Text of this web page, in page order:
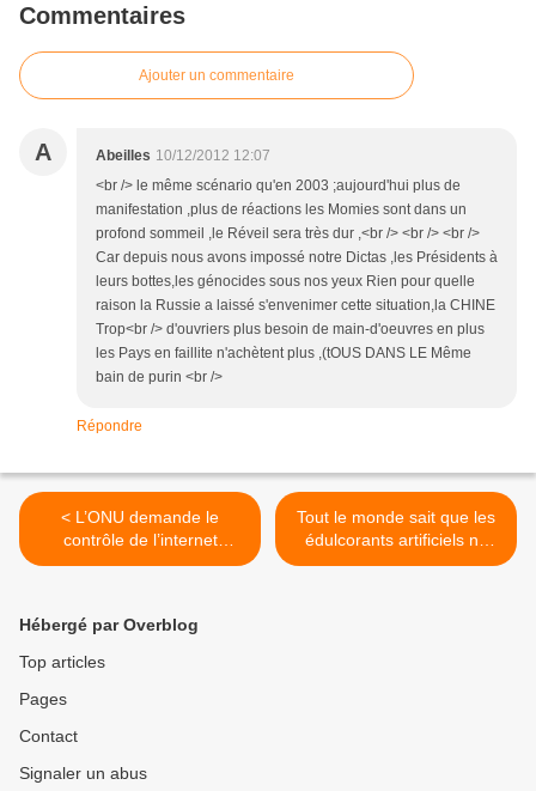
Commentaires
Ajouter un commentaire
A Abeilles 10/12/2012 12:07
<br /> le même scénario qu'en 2003 ;aujourd'hui plus de
manifestation ,plus de réactions les Momies sont dans un
profond sommeil ,le Réveil sera très dur ,<br /> <br /> <br />
Car depuis nous avons impossé notre Dictas ,les Présidents à
leurs bottes,les génocides sous nos yeux Rien pour quelle
raison la Russie a laissé s'envenimer cette situation,la CHINE
Trop<br /> d'ouvriers plus besoin de main-d'oeuvres en plus
les Pays en faillite n'achètent plus ,(tOUS DANS LE Même
bain de purin <br />
Répondre
< L’ONU demande le
contrôle de l’internet
mondial
Tout le monde sait que les
édulcorants artificiels ne
sont pas bons pour nous,
Hébergé par Overblog
Top articles
Pages
Contact
Signaler un abus